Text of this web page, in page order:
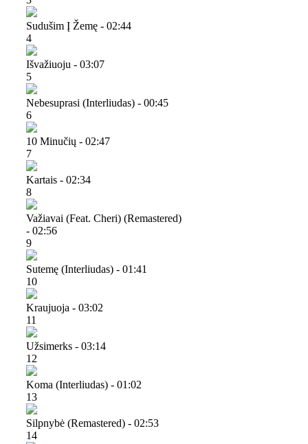
Sudušim Į Žemę - 02:44
4
Išvažiuoju - 03:07
5
Nebesuprasi (interliudas) - 00:45
6
10 Minučių - 02:47
7
Kartais - 02:34
8
Važiavai (feat. Cheri) (remastered)
- 02:56
9
Sutemę (interliudas) - 01:41
10
Kraujuoja - 03:02
11
Užsimerks - 03:14
12
Koma (interliudas) - 01:02
13
Silpnybė (remastered) - 02:53
14